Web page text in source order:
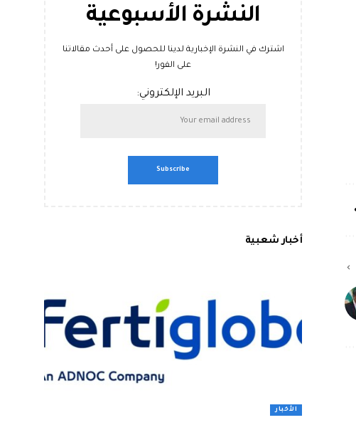
النشرة الأسبوعية
اشترك في النشرة الإخبارية لدينا للحصول على أحدث مقالاتنا
على الفور!
البريد الإلكتروني:
أخبار شعبية
الأخبار